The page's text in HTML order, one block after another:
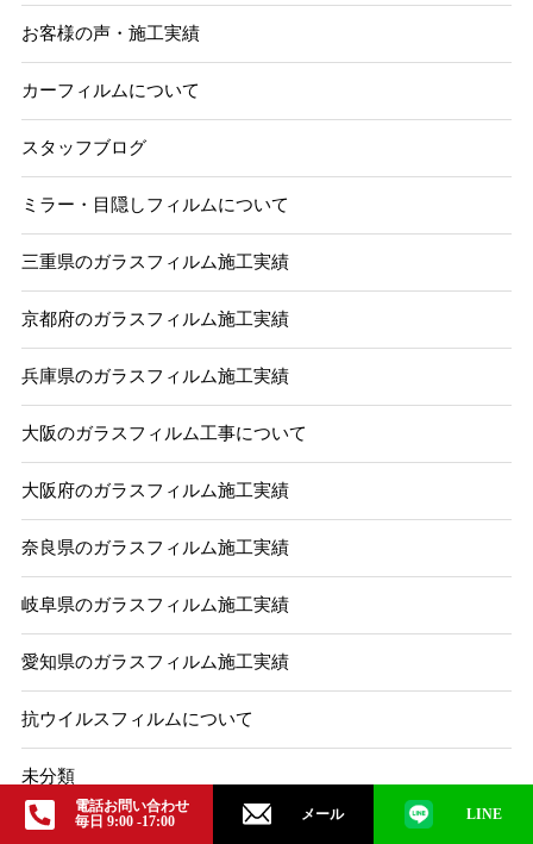
お客様の声・施工実績
カーフィルムについて
スタッフブログ
ミラー・目隠しフィルムについて
三重県のガラスフィルム施工実績
京都府のガラスフィルム施工実績
兵庫県のガラスフィルム施工実績
大阪のガラスフィルム工事について
大阪府のガラスフィルム施工実績
奈良県のガラスフィルム施工実績
岐阜県のガラスフィルム施工実績
愛知県のガラスフィルム施工実績
抗ウイルスフィルムについて
未分類
滋賀県のガラスフィルム施工実績
電話お問い合わせ
毎日 9:00 -17:00
メール LINE